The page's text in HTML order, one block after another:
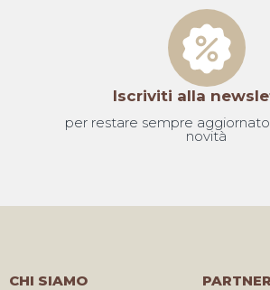
Iscriviti alla
per restare sempre
novità
CHI SIAMO PARTNER